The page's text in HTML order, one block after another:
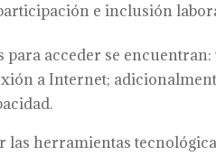
e inclusión
para acceder se
a Internet;
las herramientas